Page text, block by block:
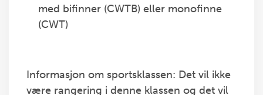
med bifinner (CWTB) eller monofinne
(CWT)
Informasjon om sportsklassen: Det vil ikke
være rangering i denne klassen og det vil